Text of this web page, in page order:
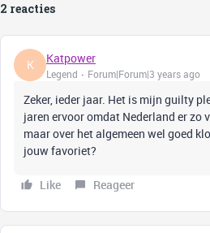
2 reacties
K Katpower
Legend Forum|Forum|3 years ago
Zeker, ieder jaar. Het is mijn guilty
jaren ervoor omdat Nederland er zo
maar over het algemeen wel goed
jouw favoriet?
Like Reageer